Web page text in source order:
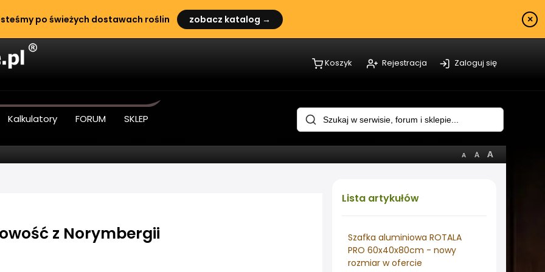
po świeżych dostawach roślin zobacz katalog → ×
Koszyk Rejestracja Zaloguj się
Kalkulatory FORUM SKLEP
Lista artykułów
Szafka aluminiowa ROTALA
PRO 60x40x80cm - nowy
rozmiar w ofercie
z Norymbergii